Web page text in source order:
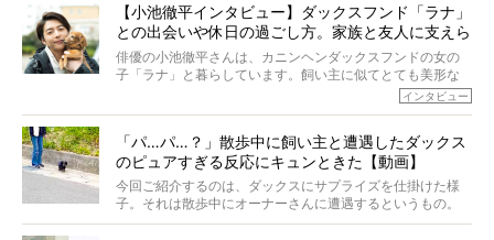
か届きますように。
く」というオーナーさんのポリシーのもと、甘やかさずに
育てられ、18歳になるまで定期検査すらしたことがなかっ
たというココアくん。果たしてその長生きの秘訣とは。
【小池徹平インタビュー】ダックスフンド「ラナ」
との出会いや休日の過ごし方。家族と友人に支えら
れてー
俳優の小池徹平さんは、カニンヘンダックスフンドの女の
子「ラナ」と暮らしています。飼い主に似てとても美形な
ラナは、現在８才。小池さんのインスタグラムでは、ラナ
ケメンから愛されているラナは、去年の誕生日に小池さん
からプレゼントしてもらったハーネスをつけて撮影に参加
してくれました。
インタビュー
「パ…パ…？」散歩中に飼い主と遭遇したダックス
のピュアすぎる反応にキュンときた【動画】
今回ご紹介するのは、ダックスにサプライズを仕掛けた様
子。それは散歩中にオーナーさんに遭遇するというもの。
戸惑って歩きを止めたり、すぐに気付いて追いかけたり、